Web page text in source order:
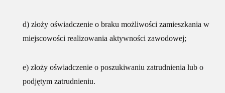
d) złoży oświadczenie o braku możliwości zamieszkania w
miejscowości realizowania aktywności zawodowej;
e) złoży oświadczenie o poszukiwaniu zatrudnienia lub o
podjętym zatrudnieniu.